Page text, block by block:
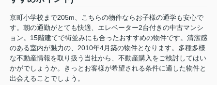
京町小学校まで205m、こちらの物件ならお子様の通学も安心で
す。朝の通勤がとても快適、エレベーター2台付きの中古マンシ
ョン。15階建てで街並みにも合ったおすすめの物件です。清潔感
のある室内が魅力の、2010年4月築の物件となります。多種多様
な不動産情報を取り扱う当社から、不動産購入をご検討してはい
かがでしょうか。きっとお客様が希望される条件に適した物件と
出会えることでしょう。